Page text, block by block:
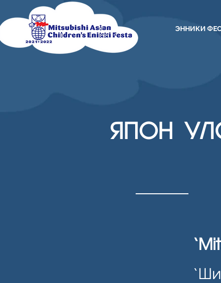
ЭННИКИ
ЯПОН